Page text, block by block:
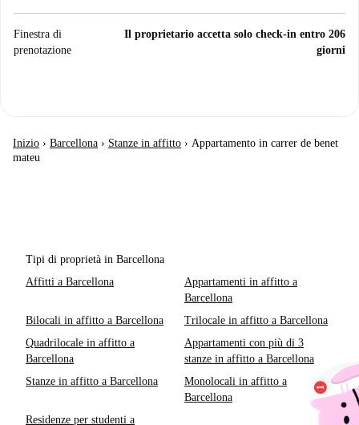
Finestra di
prenotazione
Il proprietario accetta solo check-in entro 206
giorni
Inizio › Barcellona › Stanze in affitto › Appartamento in carrer de benet
mateu
Tipi di proprietà in Barcellona
Affitti a Barcellona
Appartamenti in affitto a
Barcellona
Bilocali in affitto a Barcellona
Trilocale in affitto a Barcellona
Quadrilocale in affitto a
Barcellona
Appartamenti con più di 3
stanze in affitto a Barcellona
Stanze in affitto a Barcellona
Monolocali in affitto a
Barcellona
Residenze per studenti a